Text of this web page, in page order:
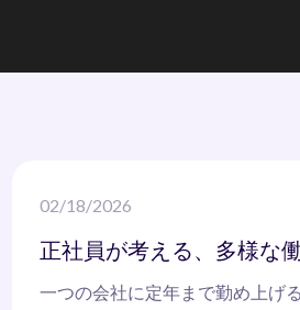
02/18/2026
正社員が考える、多様な
一つの会社に定年まで勤め上げ